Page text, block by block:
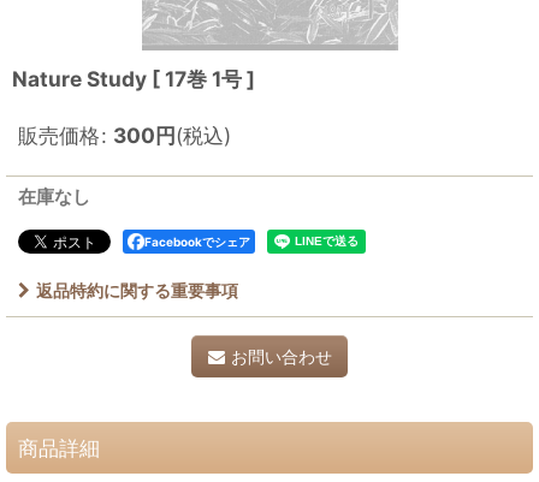
Nature Study [ 17巻 1号 ]
販売価格: 300円(税込)
在庫なし
Facebookでシェア
返品特約に関する重要事項
お問い合わせ
商品詳細